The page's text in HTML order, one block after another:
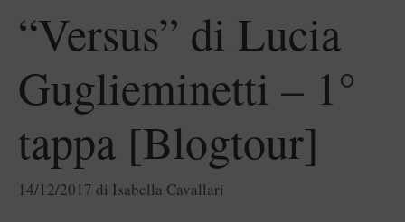
“Versus” di Lucia
Guglieminetti – 1°
tappa [Blogtour]
14/12/2017 di Isabella Cavallari